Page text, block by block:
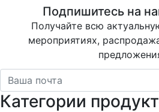
Подпишитесь на
Получайте всю
мероприятиях,
Категории